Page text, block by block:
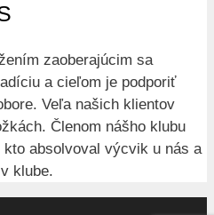
zaoberajúcim sa
a cieľom je podporiť
Veľa našich klientov
Členom nášho klubu
absolvoval výcvik u nás a
klube.